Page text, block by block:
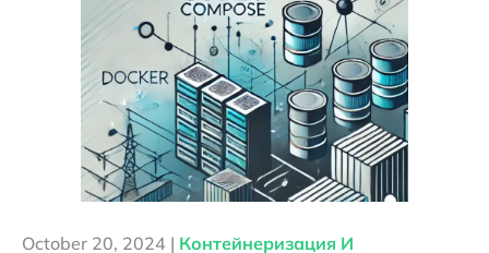
October 20, 2024 | Контейнеризация И